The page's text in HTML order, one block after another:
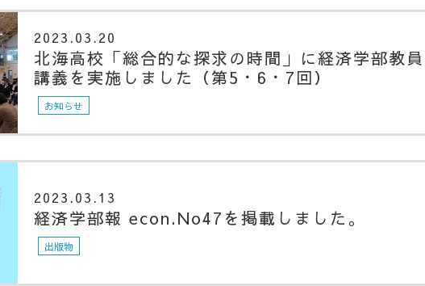
2023.03.20
北海高校「総合的な探求の時間」に経済学部教
講義を実施しました（第5・6・7回）
お知らせ
2023.03.13
経済学部報 econ.No47を掲載しました。
出版物